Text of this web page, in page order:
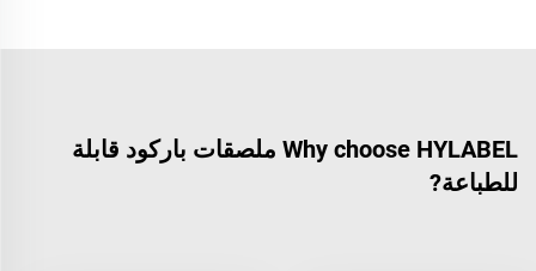
Why choose HYLABEL ملصقات باركود قابلة
للطباعة?